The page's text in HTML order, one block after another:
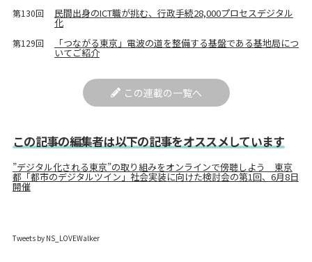
第130回 民間出身のICT職が挑む、行政手続28,000プロセスデジタル
化
第129回 「つながる東京」電波の道を整備する基盤である基地局につ
いてご紹介
この連載の一覧へ
この記事の編集者は以下の記事をオススメしています
”デジタル化される東京”の取り組みをオンラインで傍聴しよう 東京
都「都市のデジタルツイン」社会実装に向けた検討会の第1回、6月8日
開催
Tweets by NS_LOVEWalker